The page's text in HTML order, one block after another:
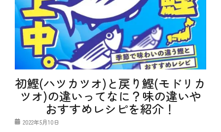
初鰹(ハツカツオ)と戻り鰹(モドリカ
ツオ)の違いってなに？味の違いや
おすすめレシピを紹介！
投 2022年5月10日